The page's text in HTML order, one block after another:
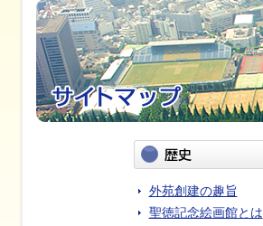
外苑創建の趣旨
聖徳記念絵画館とは